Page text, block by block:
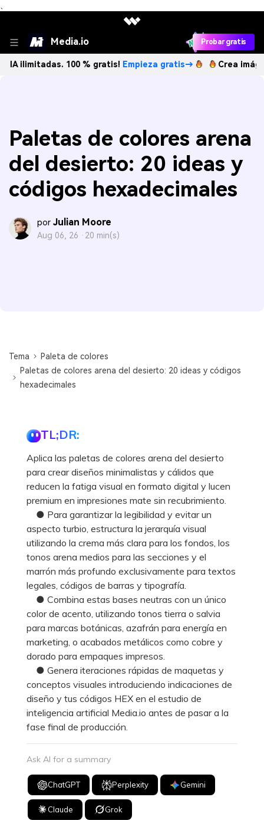
、
Media.io Probar gratis
100 % gratis!Empieza gratis→ Crea imágenes IA
Paletas de colores arena
del desierto: 20 ideas y
códigos hexadecimales
por Julian Moore
Aug 06, 26 · 20 min(s)
Tema
Paleta de colores
Paletas de colores arena del desierto: 20 ideas y códigos
hexadecimales
TL;DR:
Aplica las paletas de colores arena del desierto
para crear diseños minimalistas y cálidos que
reducen la fatiga visual en formato digital y lucen
premium en impresiones mate sin recubrimiento.
● Para garantizar la legibilidad y evitar un
aspecto turbio, estructura la jerarquía visual
utilizando la crema más clara para los fondos, los
tonos arena medios para las secciones y el
marrón más profundo exclusivamente para textos
legales, códigos de barras y tipografía.
● Combina estas bases neutras con un único
color de acento, utilizando tonos tierra o salvia
para marcas botánicas, azafrán para energía en
marketing, o acabados metálicos como cobre y
dorado para empaques impresos.
● Genera iteraciones rápidas de maquetas y
conceptos visuales introduciendo indicaciones de
diseño y tus códigos HEX en el estudio de
inteligencia artificial Media.io antes de pasar a la
fase final de producción.
Ask AI for a summary
ChatGPT Perplexity Gemini
Claude Grok